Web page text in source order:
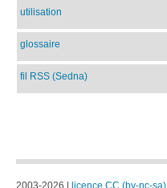
utilisation
glossaire
fil RSS (Sedna)
2003-2026 | licence CC (by-nc-sa)